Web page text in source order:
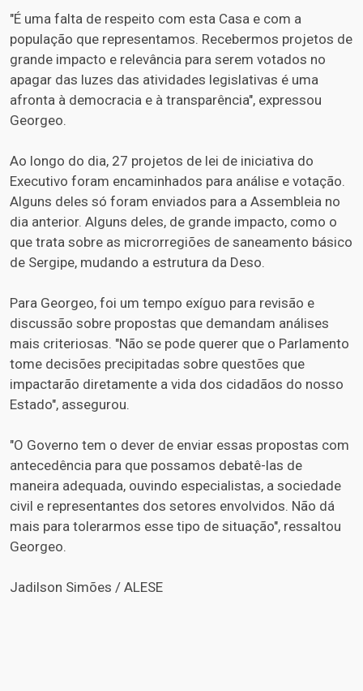
"É uma falta de respeito com esta Casa e com a
população que representamos. Recebermos projetos de
grande impacto e relevância para serem votados no
apagar das luzes das atividades legislativas é uma
afronta à democracia e à transparência", expressou
Georgeo.
Ao longo do dia, 27 projetos de lei de iniciativa do
Executivo foram encaminhados para análise e votação.
Alguns deles só foram enviados para a Assembleia no
dia anterior. Alguns deles, de grande impacto, como o
que trata sobre as microrregiões de saneamento básico
de Sergipe, mudando a estrutura da Deso.
Para Georgeo, foi um tempo exíguo para revisão e
discussão sobre propostas que demandam análises
mais criteriosas. "Não se pode querer que o Parlamento
tome decisões precipitadas sobre questões que
impactarão diretamente a vida dos cidadãos do nosso
Estado", assegurou.
"O Governo tem o dever de enviar essas propostas com
antecedência para que possamos debatê-las de
maneira adequada, ouvindo especialistas, a sociedade
civil e representantes dos setores envolvidos. Não dá
mais para tolerarmos esse tipo de situação", ressaltou
Georgeo.
Jadilson Simões / ALESE